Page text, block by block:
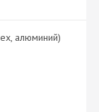
алюминий)